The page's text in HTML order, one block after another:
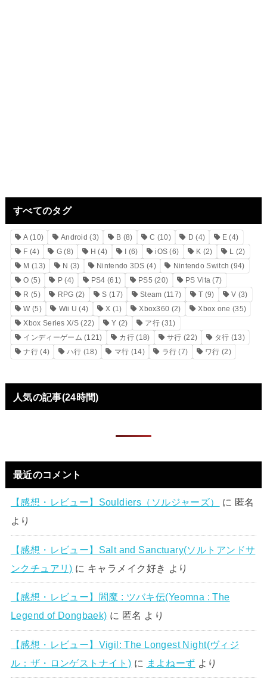
すべてのタグ
A(10) Android (3) B (8) C (10) D (4) E (4)
F (4) G(8) H (4) I (6) iOS (6) K (2) L (2)
M (13) N (3) Nintendo 3DS (4) Nintendo Switch (94)
O (5) P(4) PS4 (61) PS5 (20) PS Vita (7)
R (5) RPG (2) S (17) Steam (117) T (9) V (3)
W (5) Wii U (4) X (1) Xbox360 (2) Xbox one (35)
Xbox Series X/S(22) Y (2) ア行(31)
インディーゲーム (121) カ行(18) サ行 (22) タ行 (13)
ナ行 (4) ハ行 (18) マ行 (14) ラ行 (7) ワ行 (2)
人気の記事(24時間)
最近のコメント
【感想・レビュー】Souldiers（ソルジャーズ） に 匿名
より
【感想・レビュー】Salt and Sanctuary(ソルトアンドサ
ンクチュアリ) に キャラメイク好き より
【感想・レビュー】閻魔 : ツバキ伝(Yeomna : The
Legend of Dongbaek) に 匿名 より
【感想・レビュー】Vigil: The Longest Night(ヴィジ
ル：ザ・ロンゲストナイト) に まよねーず より